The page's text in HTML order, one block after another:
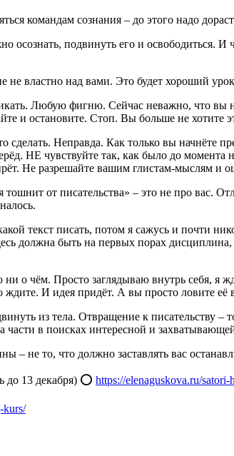
командам сознания – до этого надо
подвинуть его и освободиться. И
не властно над вами. Это будет хороший
Любую фигню. Сейчас неважно, что вы
и остановите. Стоп. Вы больше не хотите
Неправда. Как только вы начнёте
НЕ чувствуйте так, как было до момента
Не разрешайте вашим глистам-мыслям и
от писательства» – это не про вас.
текст писать, потом я сажусь и почти
должна быть на первых порах
чём. Просто заглядываю внутрь себя, я
И идея придёт. А вы просто ловите её
из тела. Отвращение к писательству –
в поисках интересной и
не то, что должно заставлять вас
13 декабря) ⭕️ https://elenaguskova.ru/
kurs/